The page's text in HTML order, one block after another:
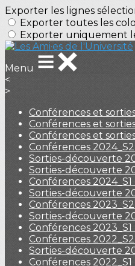
Exporter les lignes
Exporter toutes les
Exporter uniquement
Menu
<
>
Conférences et sorties
Conférences et
Conférences et sorties
Conférences
Sorties-découverte
Sorties-découverte
Conférences
Sorties-découverte
Conférences
Sorties-découverte
Conférences
Conférences
Sorties-découverte
Conférences